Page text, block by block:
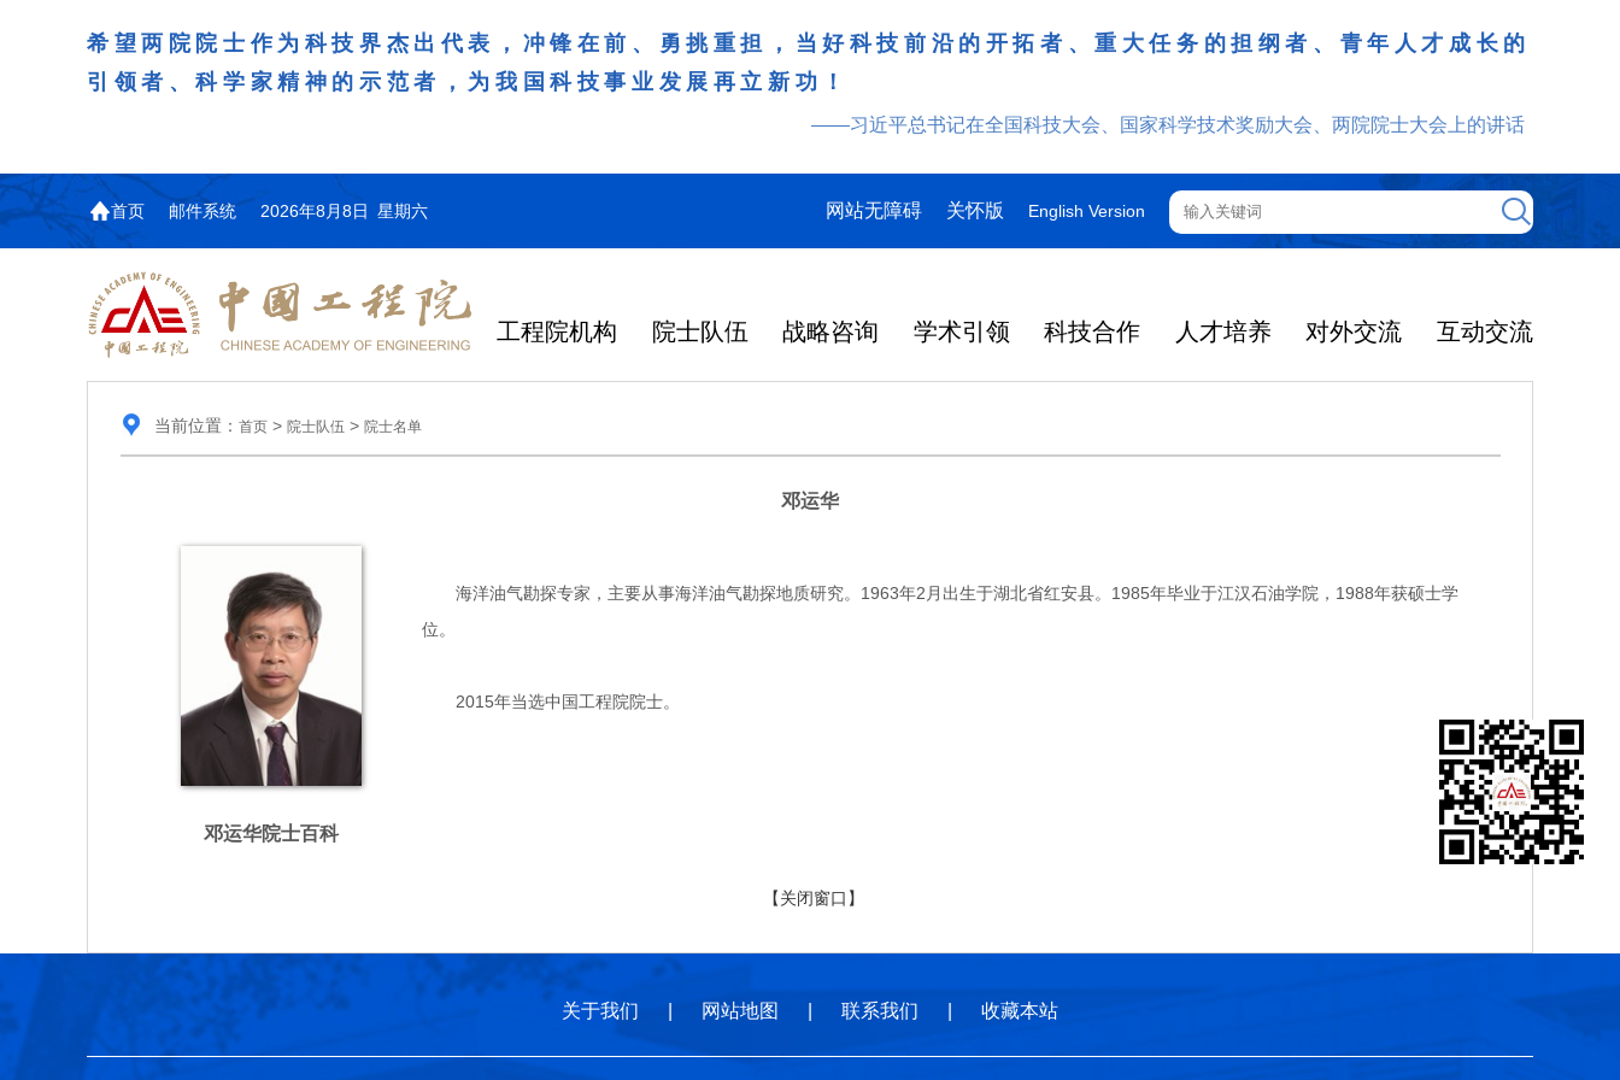
希望两院院士作为科技界杰出代表，冲锋在前、勇挑重担，当好科技前沿的开拓者、重大任务的担纲者、青年人才成长的
引领者、科学家精神的示范者，为我国科技事业发展再立新功！
——习近平总书记在全国科技大会、国家科学技术奖励大会、两院院士大会上的讲话
首页 邮件系统 2026年8月8日 星期六 网站无障碍 关怀版 English Version
工程院机构 院士队伍 战略咨询 学术引领 科技合作 人才培养 对外交流 互动交流
当前位置： 首页> 院士队伍 > 院士名单
邓运华
邓运华院士百科
海洋油气勘探专家，主要从事海洋油气勘探地质研究。1963年2月出生于湖北省红安县。1985年毕业于江汉石油学院，1988年获硕士学
位。
2015年当选中国工程院院士。
【关闭窗口】
关于我们 网站地图 联系我们 收藏本站